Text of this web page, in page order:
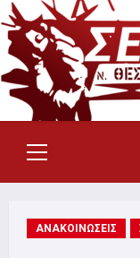
Skip
to
content
Primary
Menu
ΑΝΑΚΟΙΝΩΣΕΙΣ